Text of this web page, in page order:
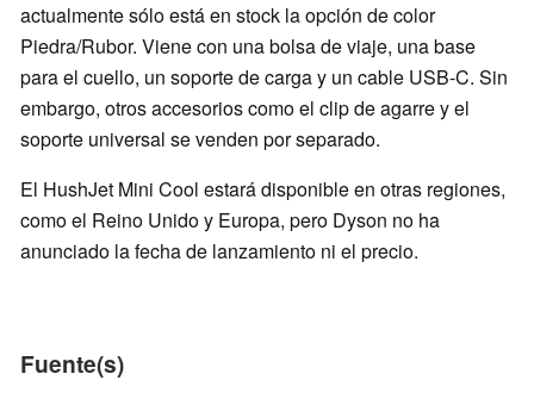
actualmente sólo está en stock la opción de color
Piedra/Rubor. Viene con una bolsa de viaje, una base
para el cuello, un soporte de carga y un cable USB-C. Sin
embargo, otros accesorios como el clip de agarre y el
soporte universal se venden por separado.
El HushJet Mini Cool estará disponible en otras regiones,
como el Reino Unido y Europa, pero Dyson no ha
anunciado la fecha de lanzamiento ni el precio.
Fuente(s)